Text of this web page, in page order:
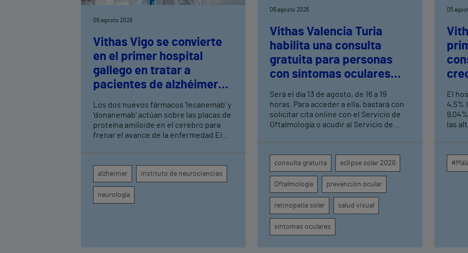
06 agosto 2026
Vithas Vigo se convierte
en el primer hospital
gallego en tratar a
pacientes de alzhéimer
antiamiloide
Los dos nuevos fármacos 'lecanemab' y
'donanemab' actúan sobre las placas de
proteína amiloide en el cerebro para
frenar el avance de la enfermedad El
para el exhaustivo seguimiento clínico
de cada paciente
alzheimer instituto de neurociencias
neurología
06 agosto 2026
Vithas Valencia Turia
habilita una consulta
gratuita para personas
con síntomas oculares
Será el día 13 de agosto, de 16 a 19
horas. Para acceder a ella, bastará con
solicitar cita online con el Servicio de
Oftalmología o acudir al Servicio de
consulta gratuita eclipse solar 2026
Oftalmología prevención ocular
retinopatía solar salud visual
síntomas oculares
05
El
4,5%
las